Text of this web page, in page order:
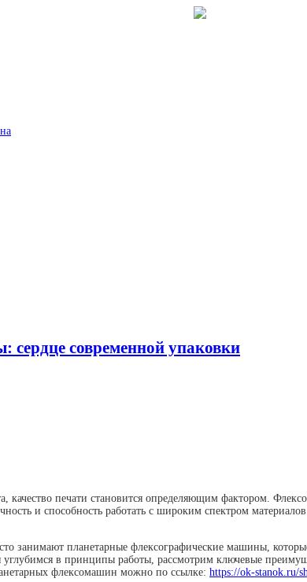
современной упаковки
качество печати становится определяющим фактором.
и способность работать с широким спектром
занимают планетарные флексографические машины,
в принципы работы, рассмотрим ключевые
флексомашин можно по ссылке: https://ok-stanok.ru/